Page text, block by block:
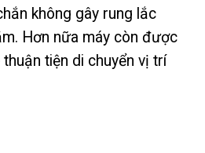
không gây rung lắc
Hơn nữa máy còn được
tiện di chuyển vị trí